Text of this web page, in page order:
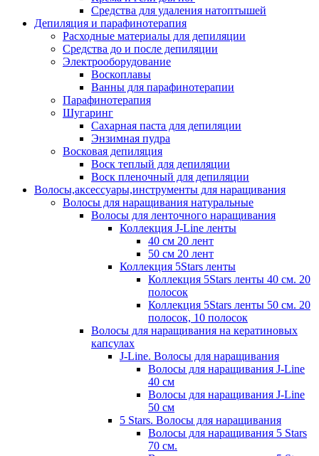
Средства для удаления натоптышей
Депиляция и парафинотерапия
Расходные материалы для депиляции
Средства до и после депиляции
Электрооборудование
Воскоплавы
Ванны для парафинотерапии
Парафинотерапия
Шугаринг
Сахарная паста для депиляции
Энзимная пудра
Восковая депиляция
Воск теплый для депиляции
Воск пленочный для депиляции
Волосы,аксессуары,инструменты для наращивания
Волосы для наращивания натуральные
Волосы для ленточного наращивания
Коллекция J-Line ленты
40 см 20 лент
50 см 20 лент
Коллекция 5Stars ленты
Коллекция 5Stars ленты 40 см. 20
полосок
Коллекция 5Stars ленты 50 см. 20
полосок, 10 полосок
Волосы для наращивания на кератиновых
капсулах
J-Line. Волосы для наращивания
Волосы для наращивания J-Line
40 см
Волосы для наращивания J-Line
50 см
5 Stars. Волосы для наращивания
Волосы для наращивания 5 Stars
70 см.